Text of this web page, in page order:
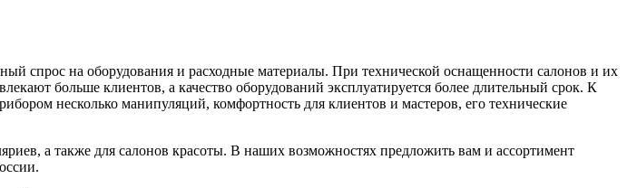
спрос на оборудования и расходные материалы. При технической оснащенности салонов и их
больше клиентов, а качество оборудований эксплуатируется более длительный срок. К
несколько манипуляций, комфортность для клиентов и мастеров, его технические
а также для салонов красоты. В наших возможностях предложить вам и ассортимент